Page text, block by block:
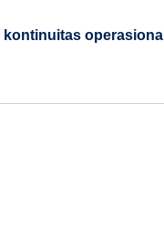
kontinuitas operasional